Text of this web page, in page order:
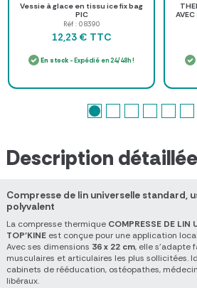
Vessie à glace en tissu ice fix bag
PIC
Réf : 08390
12,23 € TTC
En stock - Expédié en 24/48h !
Description détaillée
Compresse de lin universelle standard,
polyvalent
La compresse thermique COMPRESSE DE LIN
TOP'KINE est conçue pour une application
Avec ses dimensions 36 x 22 cm, elle s'adapte
musculaires et articulaires les plus sollicitées.
cabinets de rééducation, ostéopathes,
libéraux.